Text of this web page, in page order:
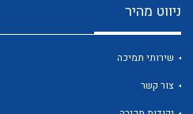
ניווט מהיר
שירותי תמיכה
צור קשר